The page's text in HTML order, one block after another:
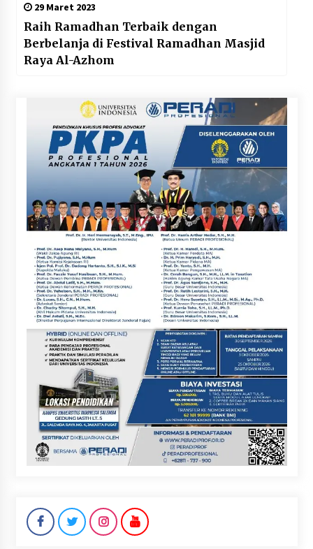
29 Maret 2023
Raih Ramadhan Terbaik dengan
Berbelanja di Festival Ramadhan Masjid
Raya Al-Azhom